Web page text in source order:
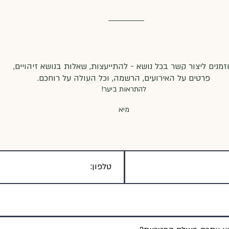
ליצור קשר בכל נושא - להתייעצות, שאלות בנושא זיהויים,
פרטים על האירועים, הרשמה, וכל העולה על רוחכם.
להתראות ביער!
מיא